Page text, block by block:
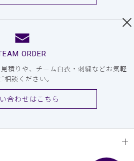
ORDER
積りや、チーム白衣・刺繍などお気軽
相談ください。
合わせはこちら